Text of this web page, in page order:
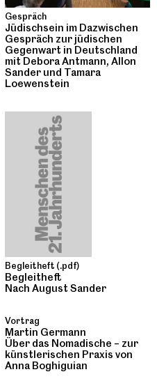
Gespräch
Jüdischsein im Dazwischen
Gespräch zur jüdischen
Gegenwart in Deutschland
mit Debora Antmann, Allon
Sander und Tamara
Loewenstein
Begleitheft (.pdf)
Begleitheft
Nach August Sander
Vortrag
Martin Germann
Über das Nomadische – zur
künstlerischen Praxis von
Anna Boghiguian